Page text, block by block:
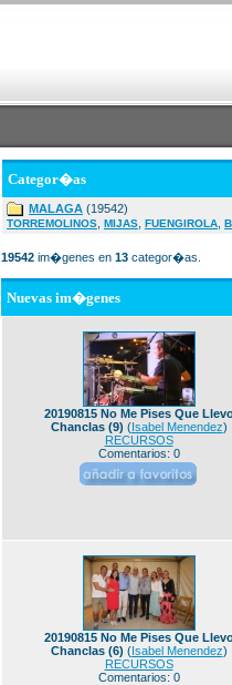
Categor�as
MALAGA (19542)
TORREMOLINOS MIJAS FUENGIROLA
19542 im�genes en 13 categor�as.
Nuevas im�genes
20190815 No Me Pises Que
Chanclas (9) (Isabel Menendez)
RECURSOS
Comentarios: 0
20190815 No Me Pises Que
Chanclas (6) (Isabel Menendez)
RECURSOS
Comentarios: 0